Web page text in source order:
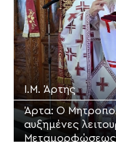
Ι.Μ. Άρτης
Άρτα: Ο
αυξημένες
Μεταμορφώσεως